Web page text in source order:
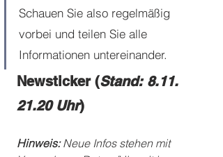
Schauen Sie also regelmäßig
vorbei und teilen Sie alle
Informationen untereinander.
Newsticker (Stand: 8.11.
21.20 Uhr)
Hinweis: Neue Infos stehen mit